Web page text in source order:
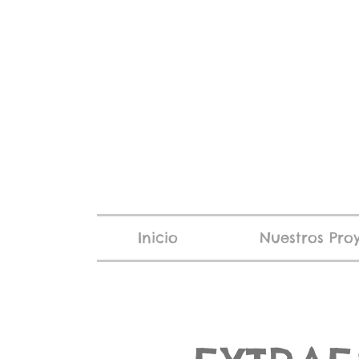
Inicio Nuestros